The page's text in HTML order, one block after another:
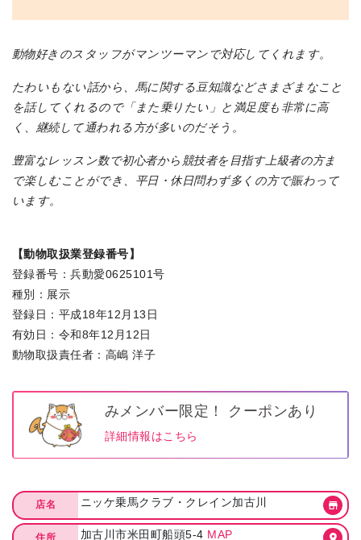
動物好きのスタッフがマンツーマンで対応してくれます。
たわいもない話から、馬に関する豆知識などさまざまなこと
を話してくれるので「また乗りたい」と満足度も非常に高
く、継続して通われる方が多いのだそう。
豊富なレッスン数で初心者から競技者を目指す上級者の方ま
で楽しむことができ、平日・休日問わず多くの方で賑わって
います。
【動物取扱業登録番号】
登録番号：兵動愛0625101号
種別：展示
登録日：平成18年12月13日
有効日：令和8年12月12日
動物取扱責任者：高嶋 洋子
みメンバー限定！ クーポンあり
詳細情報はこちら
店名 ニッケ乗馬クラブ・クレイン加古川
住所 加古川市米田町船頭5-4 MAP